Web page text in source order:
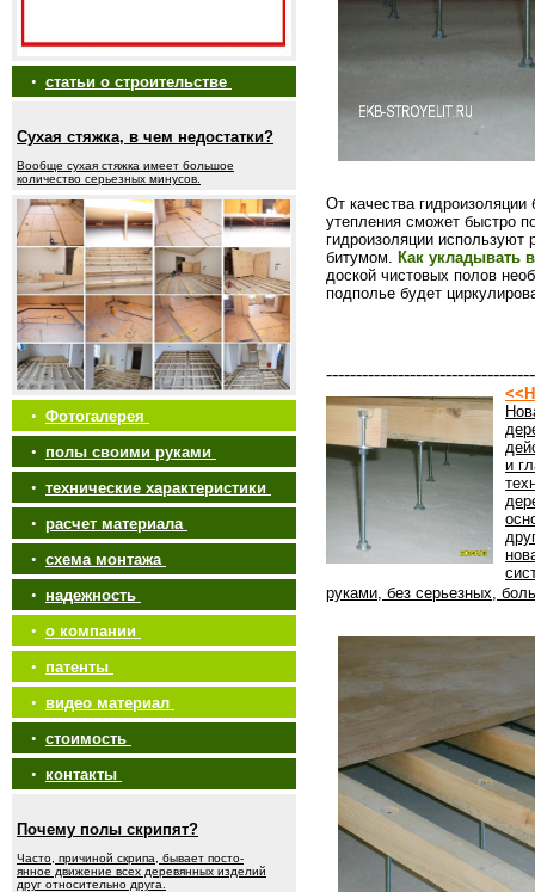
• статьи о строительстве
Сухая стяжка, в чем недостатки?
Вообще сухая стяжка имеет большое
количество серьезных минусов.
• Фотогалерея
• полы своими руками
• технические характеристики
• расчет материала
• схема монтажа
• надежность
• о компании
• патенты
• видео материал
• стоимость
• контакты
Почему полы скрипят?
Часто, причиной скрипа, бывает посто-
янное движение всех деревянных изделий
друг относительно друга.
От качества
утепления сможет быстро
гидроизоляции
битумом. Как укладывать
доской чистовых полов
подполье будет
и
руками, без серьезных,